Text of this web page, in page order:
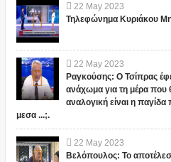
22 May 2023
Τηλεφώνημα Κυριάκου
22 May 2023
Ραγκούσης: Ο Τσίπρας
ανάχωμα για τη μέρα που
αναλογική είναι η παγίδα
μεσα ...;.
22 May 2023
Βελόπουλος: Το